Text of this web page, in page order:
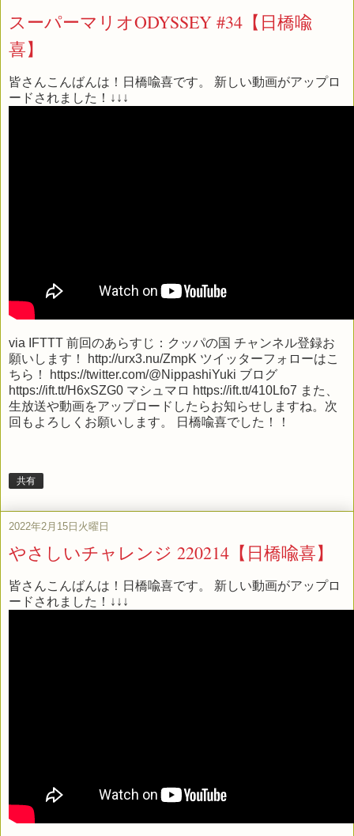
スーパーマリオODYSSEY #34【日橋喩
喜】
皆さんこんばんは！日橋喩喜です。 新しい動画がアップロ
ードされました！↓↓↓
via IFTTT 前回のあらすじ：クッパの国 チャンネル登録お
願いします！ http://urx3.nu/ZmpK ツイッターフォローはこ
ちら！ https://twitter.com/@NippashiYuki ブログ
https://ift.tt/H6xSZG0 マシュマロ https://ift.tt/410Lfo7 また、
生放送や動画をアップロードしたらお知らせしますね。次
回もよろしくお願いします。 日橋喩喜でした！！
共有
2022年2月15日火曜日
やさしいチャレンジ 220214【日橋喩喜】
皆さんこんばんは！日橋喩喜です。 新しい動画がアップロ
ードされました！↓↓↓